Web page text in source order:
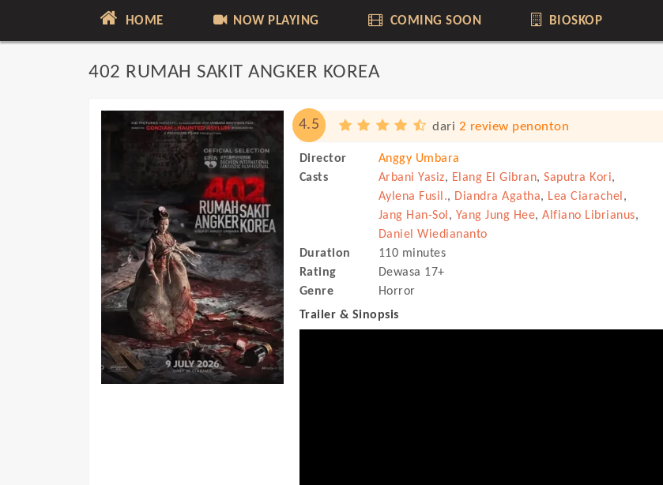
HOME NOW PLAYING COMING SOON BIOSKOP
402 RUMAH SAKIT ANGKER KOREA
4.5 dari 2 review penonton
Director
Anggy Umbara
Casts
Arbani Yasiz, Elang El Gibran, Saputra Kori,
Aylena Fusil., Diandra Agatha, Lea Ciarachel ,
Jang Han-Sol , Yang Jung Hee, Alfiano Librianus,
Daniel Wiediananto
Duration
110 minutes
Rating
Dewasa 17+
Genre
Horror
Trailer & Sinopsis